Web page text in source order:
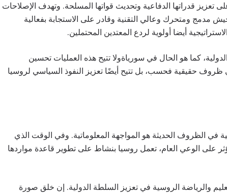
تعزيز قدراتها الدفاعية وتحديث قواتها المسلحة. وتهدف الإصلاحات
في عام 2008 إلى إنشاء جيش مدمج ومتحرك وعالي التقنية وقادر على الاستجابة بفعالية
أيضا أولوية لردع المعتدين المحتملين.
كما هو الحال في سورياةولا تتيح هذه العمليات تحسين
ظروف حقيقية فحسب، بل تتيح أيضًا تعزيز النفوذ السياسي لروسيا
في الظروف الحديثة هو المواجهة المعلوماتية. وفي الوقت الذي
على الوعي العام، تعمل روسيا بنشاط على تطوير قاعدة مواردها
والرياضة الروسية في تعزيز السلطة الدولية. إن خلق صورة